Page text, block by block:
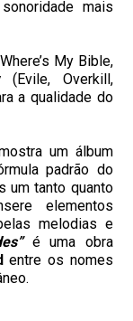
mais
My Bible,
(Evile, Overkill,
a qualidade do
um álbum
padrão do
um tanto quanto
elementos
melodias e
é uma obra
entre os nomes